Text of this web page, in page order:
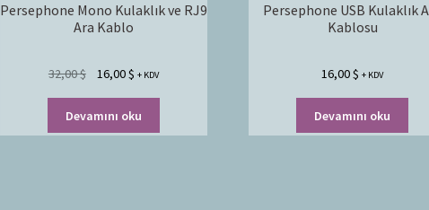
Persephone Mono Kulaklık ve RJ9
Ara Kablo
32,00$ 16,00$ + KDV
Devamını oku
Persephone USB Kulaklık
Kablosu
16,00$ + KDV
Devamını oku